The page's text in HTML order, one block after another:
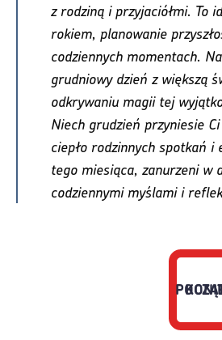
z rodziną i przyjaciółmi. To
rokiem, planowanie
codziennych momentach.
grudniowy dzień z większą
odkrywaniu magii tej
Niech grudzień przyniesie
ciepło rodzinnych spotkań
tego miesiąca, zanurzeni w
codziennymi myślami i